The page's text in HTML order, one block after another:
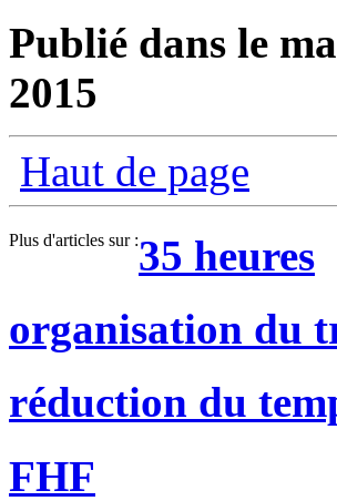
Publié dans le
2015
Haut de page
Plus d'articles sur :35 heures
organisation du
réduction du
FHF